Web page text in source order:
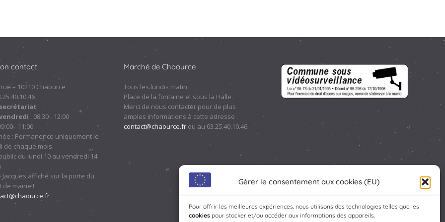
Gérer le consentement aux cookies (EU)
Pour offrir les meilleures expériences, nous utilisons des technologies telles que les
cookies pour stocker et/ou accéder aux informations des appareils.
contact
– 10210 Chaource
: 08:30 - 12:00
- 11:00
: Permanence uniquement le
de chaque mois.
du lundi 10 au vendredi 14
Jacques affiché sur la porte du
de mairie !
Marché de Chaource
Tous les lundis matin.
Place de la fontaine et sous la Halle.
Merci de nous contacter pour de plus
amples informations à cette adresse :
contact@chaource.fr ou au 03.25.40.10.46